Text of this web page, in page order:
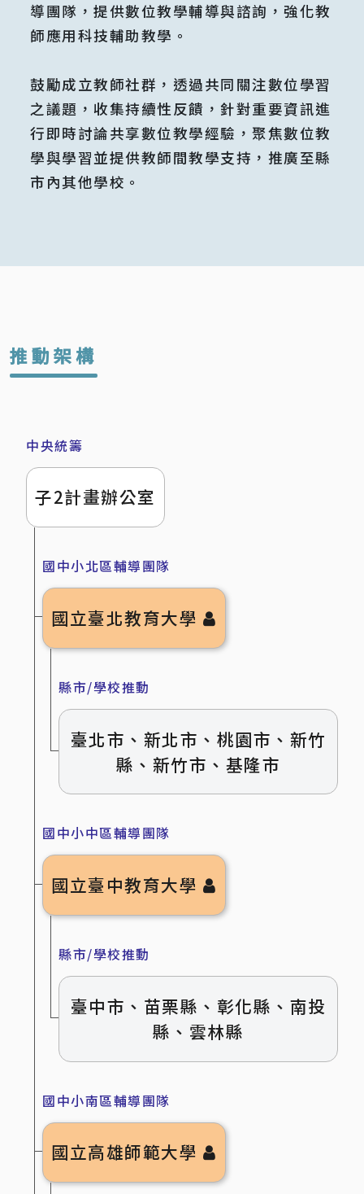
導團隊，提供數位教學輔導與諮詢，強化教
師應用科技輔助教學。
鼓勵成立教師社群，透過共同關注數位學習
之議題，收集持續性反饋，針對重要資訊進
行即時討論共享數位教學經驗，聚焦數位教
學與學習並提供教師間教學支持，推廣至縣
市內其他學校。
推動架構
中央統籌
子2計畫辦公室
國中小北區輔導團隊
國立臺北教育大學
縣市/學校推動
臺北市、新北市、桃園市、新竹
縣、新竹市、基隆市
國中小中區輔導團隊
國立臺中教育大學
縣市/學校推動
臺中市、苗栗縣、彰化縣、南投
縣、雲林縣
國中小南區輔導團隊
國立高雄師範大學